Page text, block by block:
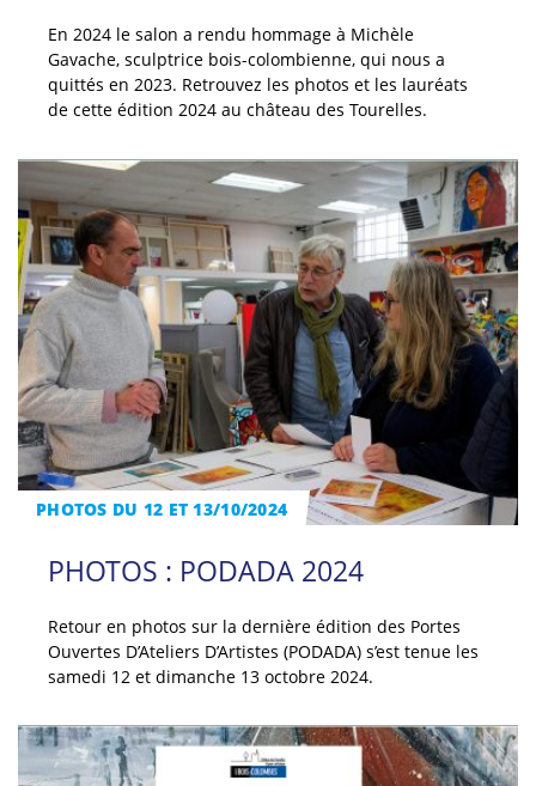
En 2024 le salon a rendu hommage à Michèle
Gavache, sculptrice bois-colombienne, qui nous a
quittés en 2023. Retrouvez les photos et les lauréats
de cette édition 2024 au château des Tourelles.
PHOTOS DU 12 ET 13/10/2024
PHOTOS : PODADA 2024
Retour en photos sur la dernière édition des Portes
Ouvertes D’Ateliers D’Artistes (PODADA) s’est tenue les
samedi 12 et dimanche 13 octobre 2024.